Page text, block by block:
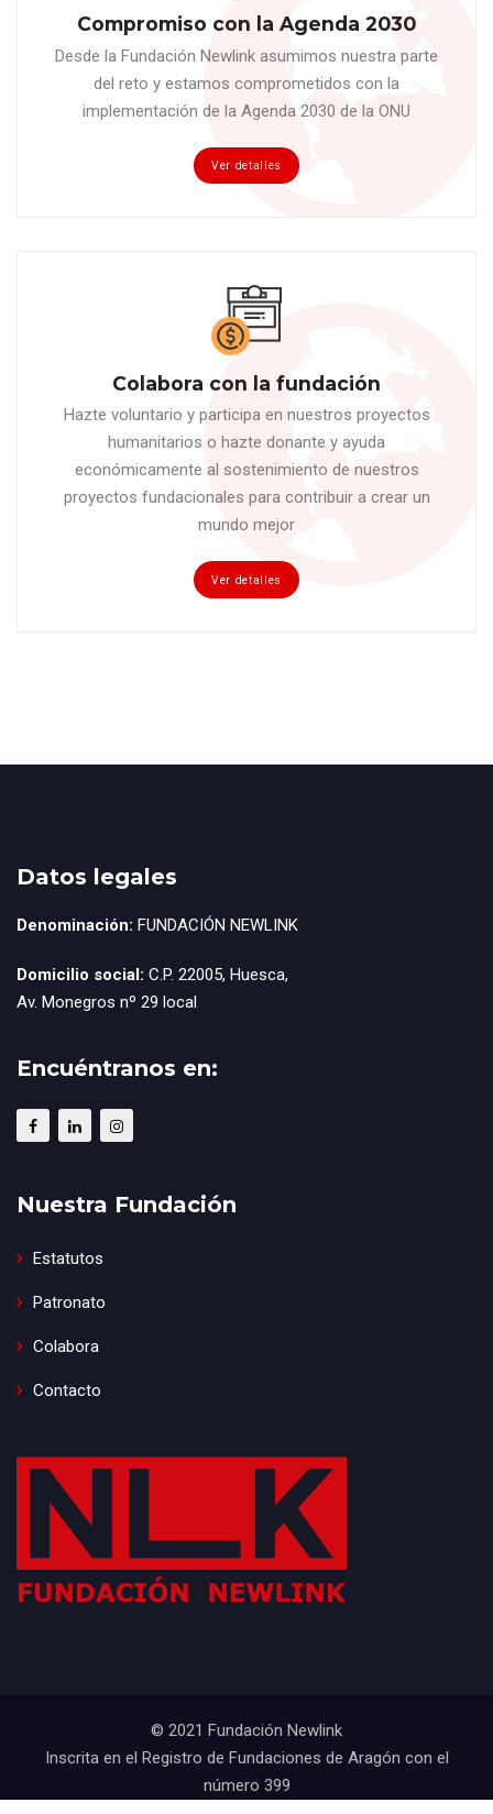
Compromiso con la Agenda 2030
Desde la Fundación Newlink asumimos nuestra parte
del reto y estamos comprometidos con la
implementación de la Agenda 2030 de la ONU
Ver detalles
Colabora con la fundación
Hazte voluntario y participa en nuestros proyectos
humanitarios o hazte donante y ayuda
económicamente al sostenimiento de nuestros
proyectos fundacionales para contribuir a crear un
mundo mejor
Ver detalles
Datos legales
Denominación: FUNDACIÓN NEWLINK
Domicilio social: C.P. 22005, Huesca,
Av. Monegros nº 29 local
Encuéntranos en:
Nuestra Fundación
Estatutos
Patronato
Colabora
Contacto
© 2021 Fundación Newlink
Inscrita en el Registro de Fundaciones de Aragón con el
número 399